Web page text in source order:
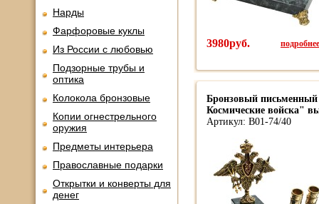
Нарды
Фарфоровые куклы
Из России с любовью
Подзорные трубы и
оптика
Колокола бронзовые
Копии огнестрельного
оружия
Предметы интерьера
Православные подарки
Открытки и конверты для
денег
3980руб.
Бронзовый
Космические войска"
Артикул: В01-74/40